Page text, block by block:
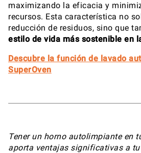
maximizando la eficacia y
recursos. Esta característica no
reducción de residuos, sino que
estilo de vida más sostenible en
Descubre la función de lavado
SuperOven
Tener un horno autolimpiante en
aporta ventajas significativas a